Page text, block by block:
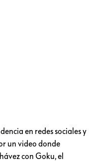
en redes sociales y
un video donde
con Goku, el